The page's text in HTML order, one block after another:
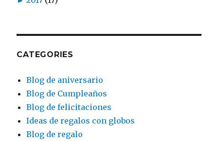
CATEGORIES
Blog de aniversario
Blog de Cumpleaños
Blog de felicitaciones
Ideas de regalos con globos
Blog de regalo